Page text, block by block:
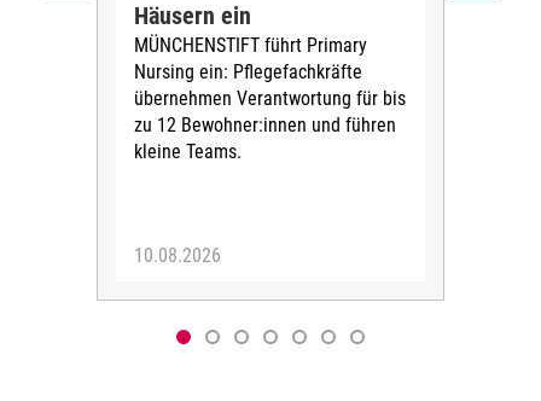
Häusern ein
MÜNCHENSTIFT führt Primary
Nursing ein: Pflegefachkräfte
übernehmen Verantwortung für bis
zu 12 Bewohner:innen und führen
kleine Teams.
10.08.2026